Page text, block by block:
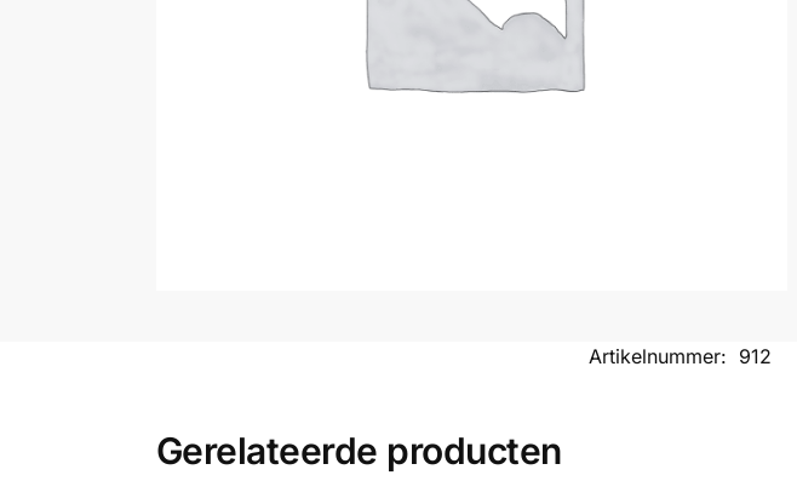
Artikelnummer: 912
Gerelateerde producten